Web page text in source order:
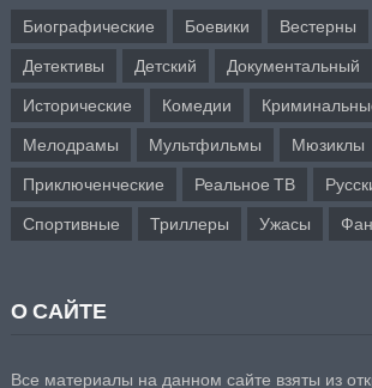
Биографические Боевики Вестерны
Детективы Детский Документальный
Исторические Комедии
Мелодрамы Мультфильмы Мюзиклы
Приключенческие Реальное ТВ
Спортивные Триллеры Ужасы
О САЙТЕ
Все материалы на данном сайте взяты из